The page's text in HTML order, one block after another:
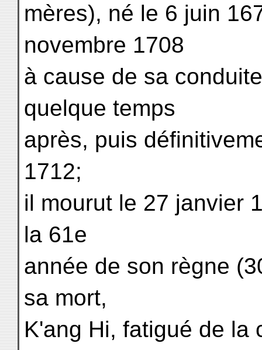
mères), né le 6 juin
novembre 1708
à cause de sa
quelque temps
après, puis
1712;
il mourut le 27 janvier
la 61e
année de son règne
sa mort,
K'ang Hi, fatigué de la